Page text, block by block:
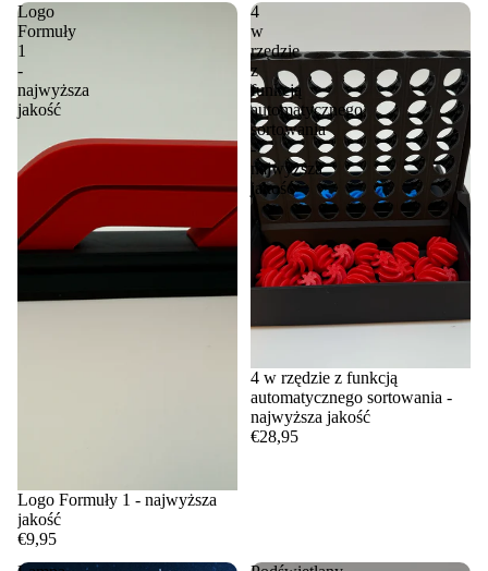
Logo
Formuły
1
-
najwyższa
jakość
Logo Formuły 1 - najwyższa
jakość
€9,95
4
w
rzędzie
z
funkcją
automatycznego
sortowania
-
najwyższa
jakość
4 w rzędzie z funkcją
automatycznego sortowania -
najwyższa jakość
€28,95